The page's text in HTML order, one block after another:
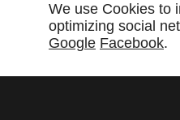
Partager :
We use Cookies to
optimizing social
Google Facebook.